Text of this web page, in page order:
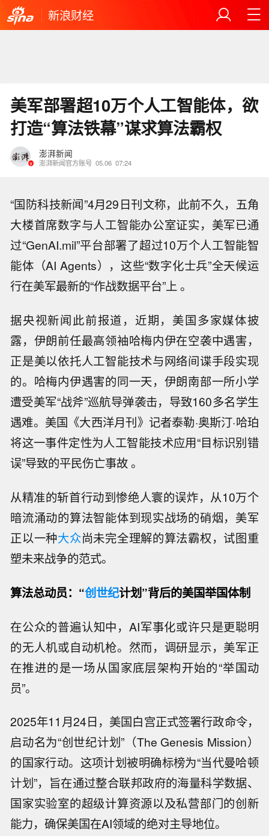
新浪财经
美军部署超10万个人工智能体，欲
打造“算法铁幕”谋求算法霸权
澎湃新闻
澎湃新闻官方账号 05.06 07:24
“国防科技新闻”4月29日刊文称，此前不久，五角
大楼首席数字与人工智能办公室证实，美军已通
过“GenAI.mil”平台部署了超过10万个人工智能智
能体（AI Agents），这些“数字化士兵”全天候运
行在美军最新的“作战数据平台”上 。
据央视新闻此前报道，近期，美国多家媒体披
露，伊朗前任最高领袖哈梅内伊在空袭中遇害，
正是美以依托人工智能技术与网络间谍手段实现
的。哈梅内伊遇害的同一天，伊朗南部一所小学
遭受美军“战斧”巡航导弹袭击，导致160多名学生
遇难。美国《大西洋月刊》记者泰勒·奥斯汀·哈珀
将这一事件定性为人工智能技术应用“目标识别错
误”导致的平民伤亡事故 。
从精准的斩首行动到惨绝人寰的误炸，从10万个
暗流涌动的算法智能体到现实战场的硝烟，美军
正以一种大众尚未完全理解的算法霸权，试图重
塑未来战争的范式。
算法总动员：“创世纪计划”背后的美国举国体制
在公众的普遍认知中，AI军事化或许只是更聪明
的无人机或自动机枪。然而，调研显示，美军正
在推进的是一场从国家底层架构开始的“举国动
员”。
2025年11月24日，美国白宫正式签署行政命令，
启动名为“创世纪计划”（The Genesis Mission）
的国家行动。这项计划被明确标榜为“当代曼哈顿
计划”，旨在通过整合联邦政府的海量科学数据、
国家实验室的超级计算资源以及私营部门的创新
能力，确保美国在AI领域的绝对主导地位。